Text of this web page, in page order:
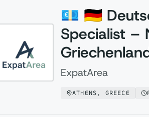
💶 🇩🇪
Specialist –
ExpatArea
ATHENS, GREECE